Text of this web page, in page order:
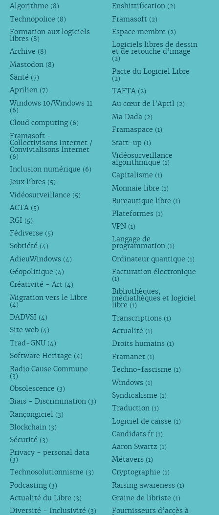
Algorithme (8)
Technopolice (8)
Formation aux logiciels
libres (8)
Archive (8)
Mastodon (8)
Santé (7)
Aprilien (7)
Windows 10/Windows 11
(6)
Cloud computing (6)
Framasoft -
Collectivisons Internet /
Convivialisons Internet
(6)
Inclusion numérique (6)
Jeux libres (5)
Vidéosurveillance (5)
ACTA (5)
RGI (5)
Fédiverse (5)
Sobriété (4)
AdieuWindows (4)
Géopolitique (4)
Créativité - Art (4)
Migration vers le Libre
(4)
DADVSI (4)
Site web (4)
Trad-GNU (4)
Software Heritage (4)
Radio Cause Commune
(3)
Obsolescence (3)
Biais - Discrimination (3)
Rançongiciel (3)
Blockchain (3)
Sécurité (3)
Privacy - personal data
(3)
Technosolutionnisme (3)
Podcasting (3)
Actualité du Libre (3)
Diversité - Inclusivité (3)
Enshittification (2)
Framasoft (2)
Espace membre (2)
Logiciels libres de dessin
et de retouche d’image
(2)
Pacte du Logiciel Libre
(2)
TAFTA (2)
Au cœur de l’April (2)
Ma Dada (2)
Framaspace (1)
Start-up (1)
Vidéosurveillance
algorithmique (1)
Capitalisme (1)
Monnaie libre (1)
Bureautique libre (1)
Plateformes (1)
VPN (1)
Langage de
programmation (1)
Ordinateur quantique (1)
Facturation électronique
(1)
Bibliothèques,
médiathèques et logiciel
libre (1)
Transcriptions (1)
Actualité (1)
Droits humains (1)
Framanet (1)
Techno-fascisme (1)
Windows (1)
Syndicalisme (1)
Traduction (1)
Logiciel de caisse (1)
Candidats.fr (1)
Aaron Swartz (1)
Métavers (1)
Cryptographie (1)
Raising awareness (1)
Graine de libriste (1)
Fournisseurs d’accès à